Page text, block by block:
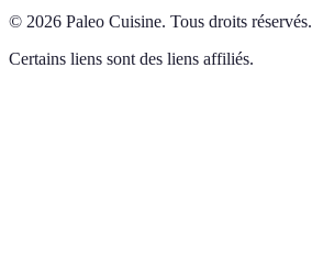
© 2026 Paleo Cuisine. Tous droits réservés.
Certains liens sont des liens affiliés.